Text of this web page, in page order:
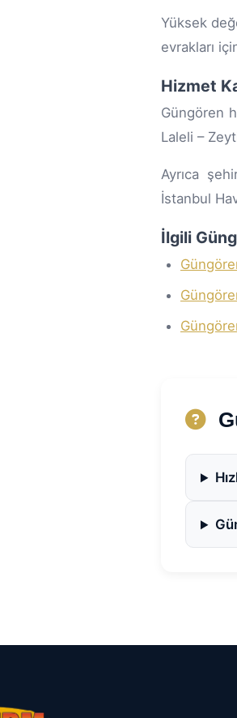
Yüksek
evrakları
Hizmet
Güngören
Laleli –
Ayrıca
İstanbul
İlgili